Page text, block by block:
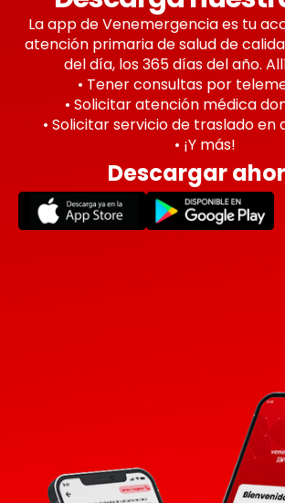
La app de Venemergencia es tu
atención primaria de salud de
del día, los 365 días del año.
• Tener consultas por
• Solicitar atención médica
• Solicitar servicio de traslado en
• ¡Y más!
Descargar